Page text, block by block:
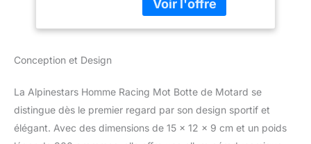
avant augmente la
fermeture éclair pour une
entrée et une sortie plus
faciles et un ajustement
Conception et Design
La Alpinestars Homme Racing Mot Botte de Motard se
distingue dès le premier regard par son design sportif et
élégant. Avec des dimensions de 15 x 12 x 9 cm et un poids